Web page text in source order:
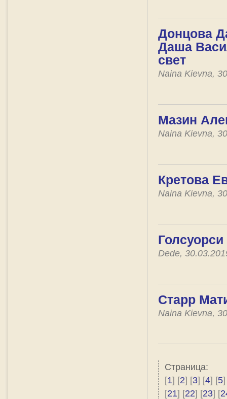
Донцова
Даша
свет
Naina Kievna,
Мазин
Naina Kievna,
Кретова
Naina Kievna,
Dede,
Старр
Naina Kievna,
Страница:
[1] [2] [3] [4] [5]
[21] [22] [23] [